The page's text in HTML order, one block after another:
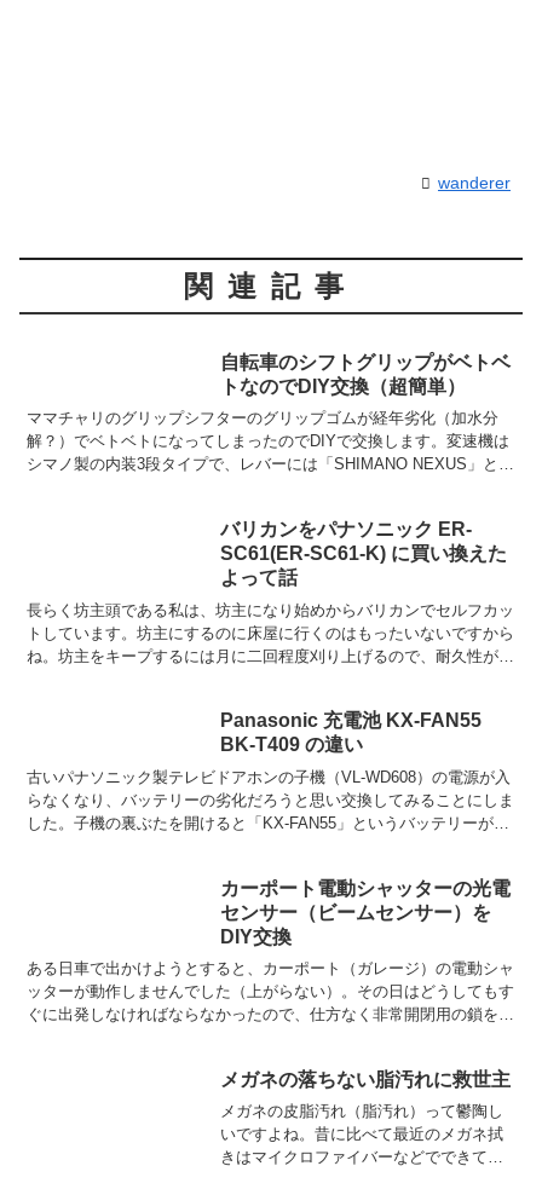
wanderer
関連記事
自転車のシフトグリップがベトベ
トなのでDIY交換（超簡単）
ママチャリのグリップシフターのグリップゴムが経年劣化（加水分
解？）でベトベトになってしまったのでDIYで交換します。変速機は
シマノ製の内装3段タイプで、レバーには「SHIMANO NEXUS」と書
バリカンをパナソニック ER-
SC61(ER-SC61-K) に買い換えた
よって話
長らく坊主頭である私は、坊主になり始めからバリカンでセルフカッ
トしています。坊主にするのに床屋に行くのはもったいないですから
ね。坊主をキープするには月に二回程度刈り上げるので、耐久性があ
Panasonic 充電池 KX-FAN55
BK-T409 の違い
古いパナソニック製テレビドアホンの子機（VL-WD608）の電源が入
らなくなり、バッテリーの劣化だろうと思い交換してみることにしま
した。子機の裏ぶたを開けると「KX-FAN55」というバッテリーが使
カーポート電動シャッターの光電
センサー（ビームセンサー）を
DIY交換
ある日車で出かけようとすると、カーポート（ガレージ）の電動シャ
ッターが動作しませんでした（上がらない）。その日はどうしてもす
ぐに出発しなければならなかったので、仕方なく非常開閉用の鎖を5
メガネの落ちない脂汚れに救世主
メガネの皮脂汚れ（脂汚れ）って鬱陶し
いですよね。昔に比べて最近のメガネ拭
きはマイクロファイバーなどでできてい